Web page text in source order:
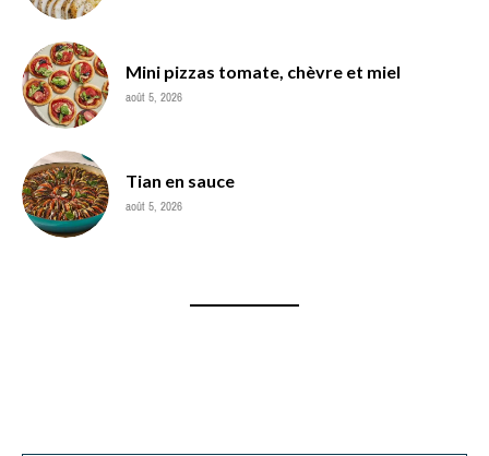
Mini pizzas tomate, chèvre et miel
août 5, 2026
Tian en sauce
août 5, 2026